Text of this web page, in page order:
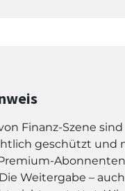
Finanz-Szene sind
geschützt und
Weitergabe –